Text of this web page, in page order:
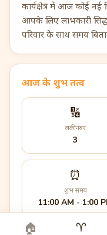
कार्यक्षेत्र में आज कोई
आपके लिए लाभकारी सिद्ध
परिवार के साथ समय
आज के शुभ तत्व
🔢
लकी नंबर
3
⏰
शुभ समय
11:00 AM - 1:00
🏠 ♈